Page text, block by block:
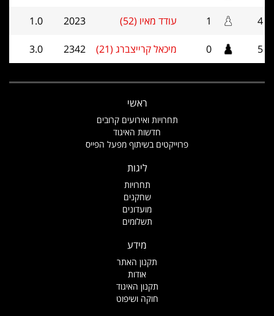
4
1 עודד מאיו (52) 2023
1.0
5
0 מיכאל קרייצברג (21) 2342
3.0
ראשי
תחרויות ואירועים קרובים
חדשות האיגוד
פרוייקטים בשיתוף מפעל הפייס
ליגות
תחרויות
שחקנים
מועדונים
תשלומים
מידע
תקנון האתר
אודות
תקנון האיגוד
חוקה ושיפוט